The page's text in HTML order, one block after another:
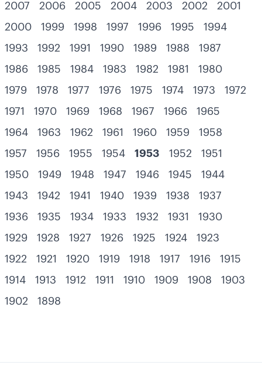
2007
2006 2005 2004 2003 2002
2001
2000
1999 1998 1997 1996 1995
1994
1993
1992 1991 1990 1989 1988
1987
1986
1985 1984 1983 1982 1981
1980
1979
1978 1977 1976 1975 1974 1973
1972
1971
1970 1969 1968 1967 1966
1965
1964
1963 1962 1961 1960 1959
1958
1957
1956 1955 1954 1953 1952
1951
1950
1949 1948 1947 1946 1945
1944
1943
1942 1941 1940 1939 1938
1937
1936
1935 1934 1933 1932 1931
1930
1929
1928 1927 1926 1925 1924
1923
1922
1921 1920 1919 1918 1917 1916
1915
1914
1913 1912 1911 1910 1909 1908
1903
1902
1898